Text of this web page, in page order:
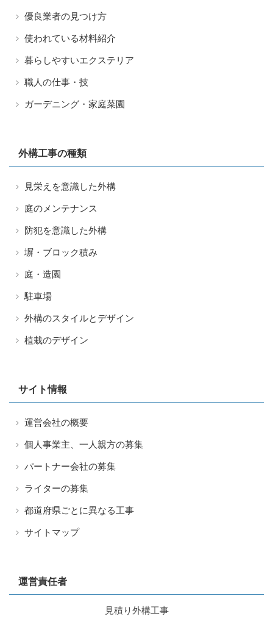
優良業者の見つけ方
使われている材料紹介
暮らしやすいエクステリア
職人の仕事・技
ガーデニング・家庭菜園
外構工事の種類
見栄えを意識した外構
庭のメンテナンス
防犯を意識した外構
塀・ブロック積み
庭・造園
駐車場
外構のスタイルとデザイン
植栽のデザイン
サイト情報
運営会社の概要
個人事業主、一人親方の募集
パートナー会社の募集
ライターの募集
都道府県ごとに異なる工事
サイトマップ
運営責任者
見積り外構工事